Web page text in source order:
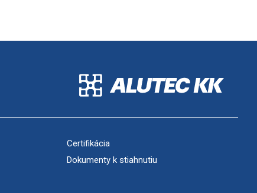
Certifikácia
Dokumenty k stiahnutiu